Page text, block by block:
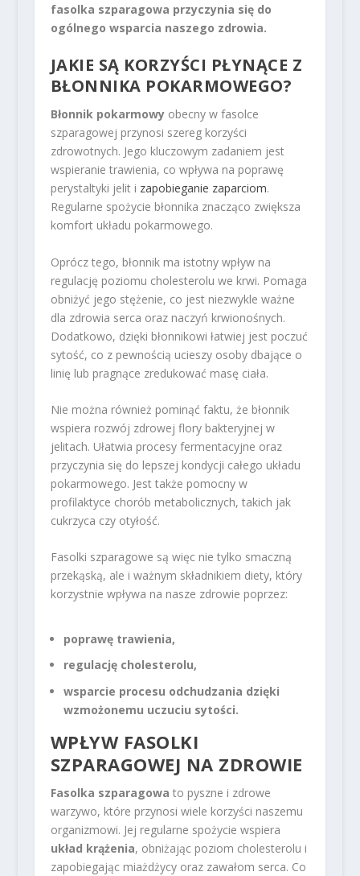
fasolka szparagowa przyczynia się do
ogólnego wsparcia naszego zdrowia.
JAKIE SĄ KORZYŚCI PŁYNĄCE Z
BŁONNIKA POKARMOWEGO?
Błonnik pokarmowyobecny w fasolce
szparagowej przynosi szereg korzyści
zdrowotnych. Jego kluczowym zadaniem jest
wspieranie trawienia, co wpływa na poprawę
perystaltyki jelit i zapobieganie zaparciom.
Regularne spożycie błonnika znacząco zwiększa
komfort układu pokarmowego.
Oprócz tego, błonnik ma istotny wpływ na
regulację poziomu cholesterolu we krwi. Pomaga
obniżyć jego stężenie, co jest niezwykle ważne
dla zdrowia serca oraz naczyń krwionośnych.
Dodatkowo, dzięki błonnikowi łatwiej jest poczuć
sytość, co z pewnością ucieszy osoby dbające o
linię lub pragnące zredukować masę ciała.
Nie można również pominąć faktu, że błonnik
wspiera rozwój zdrowej flory bakteryjnej w
jelitach. Ułatwia procesy fermentacyjne oraz
przyczynia się do lepszej kondycji całego układu
pokarmowego. Jest także pomocny w
profilaktyce chorób metabolicznych, takich jak
cukrzyca czy otyłość.
Fasolki szparagowe są więc nie tylko smaczną
przekąską, ale i ważnym składnikiem diety, który
korzystnie wpływa na nasze zdrowie poprzez:
poprawę trawienia,
regulację cholesterolu,
wsparcie procesu odchudzania dzięki
wzmożonemu uczuciu sytości.
WPŁYW FASOLKI
SZPARAGOWEJ NA ZDROWIE
Fasolka szparagowa to pyszne i zdrowe
warzywo, które przynosi wiele korzyści naszemu
organizmowi. Jej regularne spożycie wspiera
układ krążenia, obniżając poziom cholesterolu i
zapobiegając miażdżycy oraz zawałom serca. Co